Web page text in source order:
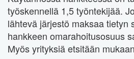
työskennellä 1,5 työntekijää.
lähtevä järjestö maksaa tietyn
hankkeen omarahoitusosuus
Myös yrityksiä etsitään